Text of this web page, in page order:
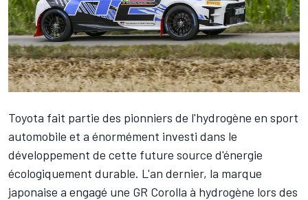
Toyota fait partie des pionniers de l'hydrogène en sport
automobile et a énormément investi dans le
développement de cette future source d'énergie
écologiquement durable. L'an dernier, la marque
japonaise a engagé une GR Corolla à hydrogène lors des